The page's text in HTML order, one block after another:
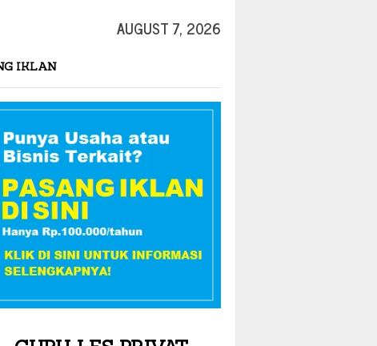
AUGUST 7, 2026
IKLAN